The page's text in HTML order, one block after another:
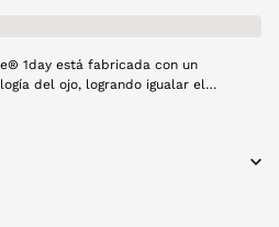
1day está fabricada con un
del ojo, logrando igualar el
De esta manera, se mantiene la
no se necesitan líquidos de